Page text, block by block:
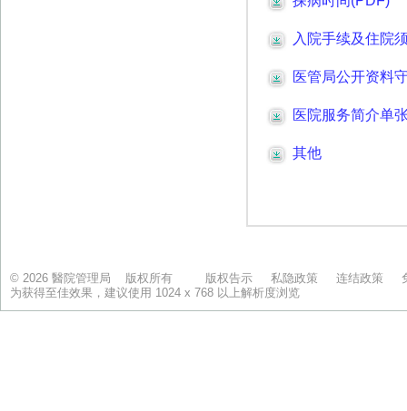
© 2026 醫院管理局 版权所有 版权告示 私隐政策 连结政策
为获得至佳效果，建议使用 1024 x 768 以上解析度浏览